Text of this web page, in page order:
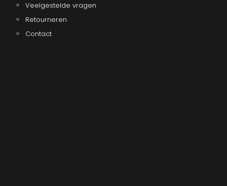
Veelgestelde vragen
Retourneren
Contact